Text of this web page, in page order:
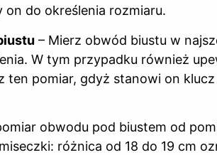
do określenia rozmiaru.
– Mierz obwód biustu w
W tym przypadku również
ten pomiar, gdyż stanowi on
obwodu pod biustem od
różnica od 18 do 19 cm